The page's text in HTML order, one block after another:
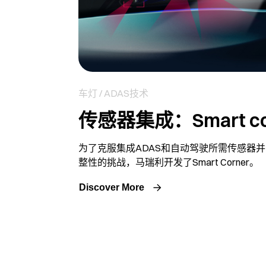
车灯 / ADAS技术
传感器集成：Smart
为了克服集成ADAS和自动驾驶所需传感器
整性的挑战，马瑞利开发了Smart Corner。
Discover More